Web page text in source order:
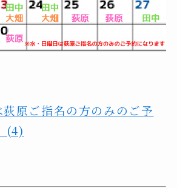
原ご指名の方のみのご予
(4)